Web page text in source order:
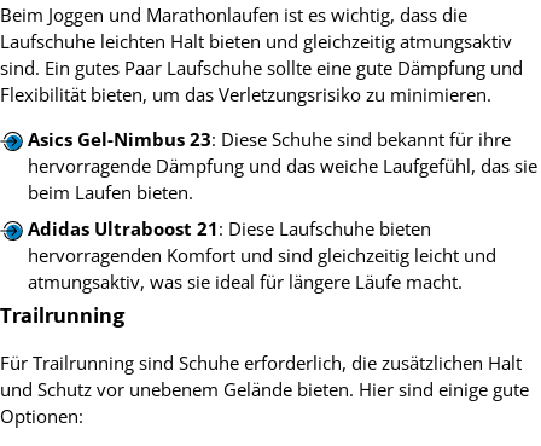
Beim Joggen und Marathonlaufen ist es wichtig, dass die
Laufschuhe leichten Halt bieten und gleichzeitig atmungsaktiv
sind. Ein gutes Paar Laufschuhe sollte eine gute Dämpfung und
Flexibilität bieten, um das Verletzungsrisiko zu minimieren.
Asics Gel-Nimbus 23: Diese Schuhe sind bekannt für ihre
hervorragende Dämpfung und das weiche Laufgefühl, das sie
beim Laufen bieten.
Adidas Ultraboost 21: Diese Laufschuhe bieten
hervorragenden Komfort und sind gleichzeitig leicht und
atmungsaktiv, was sie ideal für längere Läufe macht.
Trailrunning
Für Trailrunning sind Schuhe erforderlich, die zusätzlichen Halt
und Schutz vor unebenem Gelände bieten. Hier sind einige gute
Optionen: